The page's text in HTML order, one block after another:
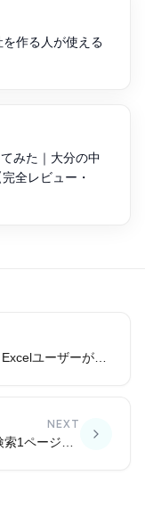
作る人が使える
みた｜大分の中
全レビュー・
Googleスプレッドシート活用術｜Excelユーザーが知るべき共同編集の力
NEXT
中小企業のSEO入門｜お金をかけずに検索1ページ目を狙う方法